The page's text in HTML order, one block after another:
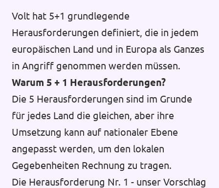
Volt hat 5+1 grundlegende
Herausforderungen definiert, die in jedem
europäischen Land und in Europa als Ganzes
in Angriff genommen werden müssen.
Warum 5 + 1 Herausforderungen?
Die 5 Herausforderungen sind im Grunde
für jedes Land die gleichen, aber ihre
Umsetzung kann auf nationaler Ebene
angepasst werden, um den lokalen
Gegebenheiten Rechnung zu tragen.
Die Herausforderung Nr. 1 - unser Vorschlag